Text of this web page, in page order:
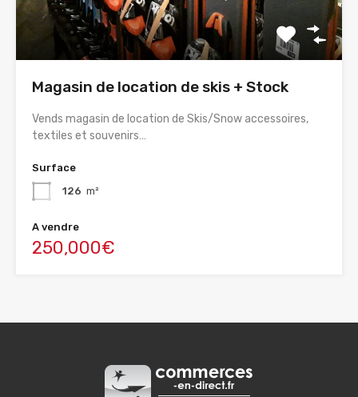
Magasin de location de skis + Stock
Vends magasin de location de Skis/Snow accessoires,
textiles et souvenirs…
Surface
126 m²
A vendre
250,000€